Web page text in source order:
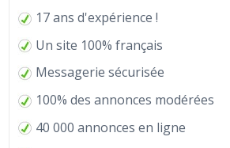
17 ans d'expérience !
Un site 100% français
Messagerie sécurisée
100% des annonces modérées
40 000 annonces en ligne